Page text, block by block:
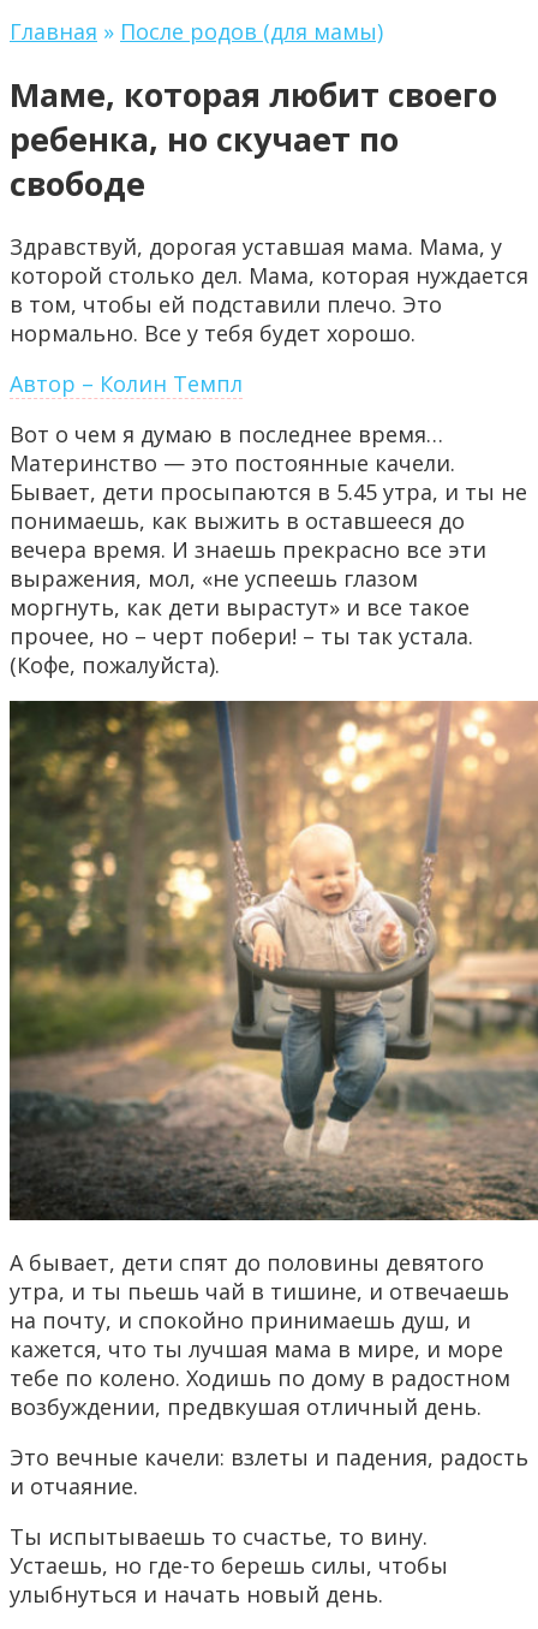
Главная » После родов (для мамы)
Маме, которая любит своего
ребенка, но скучает по
свободе
Здравствуй, дорогая уставшая мама. Мама, у
которой столько дел. Мама, которая нуждается
в том, чтобы ей подставили плечо. Это
нормально. Все у тебя будет хорошо.
Автор – Колин Темпл
Вот о чем я думаю в последнее время…
Материнство — это постоянные качели.
Бывает, дети просыпаются в 5.45 утра, и ты не
понимаешь, как выжить в оставшееся до
вечера время. И знаешь прекрасно все эти
выражения, мол, «не успеешь глазом
моргнуть, как дети вырастут» и все такое
прочее, но – черт побери! – ты так устала.
(Кофе, пожалуйста).
А бывает, дети спят до половины девятого
утра, и ты пьешь чай в тишине, и отвечаешь
на почту, и спокойно принимаешь душ, и
кажется, что ты лучшая мама в мире, и море
тебе по колено. Ходишь по дому в радостном
возбуждении, предвкушая отличный день.
Это вечные качели: взлеты и падения, радость
и отчаяние.
Ты испытываешь то счастье, то вину.
Устаешь, но где-то берешь силы, чтобы
улыбнуться и начать новый день.